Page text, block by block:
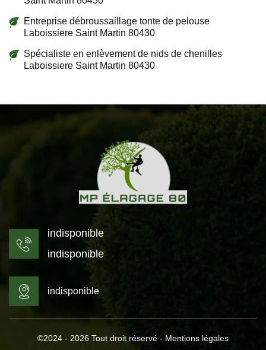
Entreprise débroussaillage tonte de pelouse
Laboissiere Saint Martin 80430
Spécialiste en enlèvement de nids de chenilles
Laboissiere Saint Martin 80430
indisponible
indisponible
indisponible
©2024 - 2026 Tout droit réservé - Mentions légales